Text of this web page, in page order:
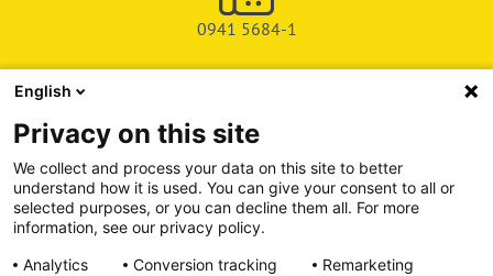
0941 5684-1
SHOP
SERVICE & SUPPORT
DEICHMAN-FUCHS VERLAG
English
Privacy on this site
We collect and process your data on this site to better
understand how it is used. You can give your consent to all or
selected purposes, or you can decline them all. For more
information, see our privacy policy.
Analytics
Conversion tracking Remarketing